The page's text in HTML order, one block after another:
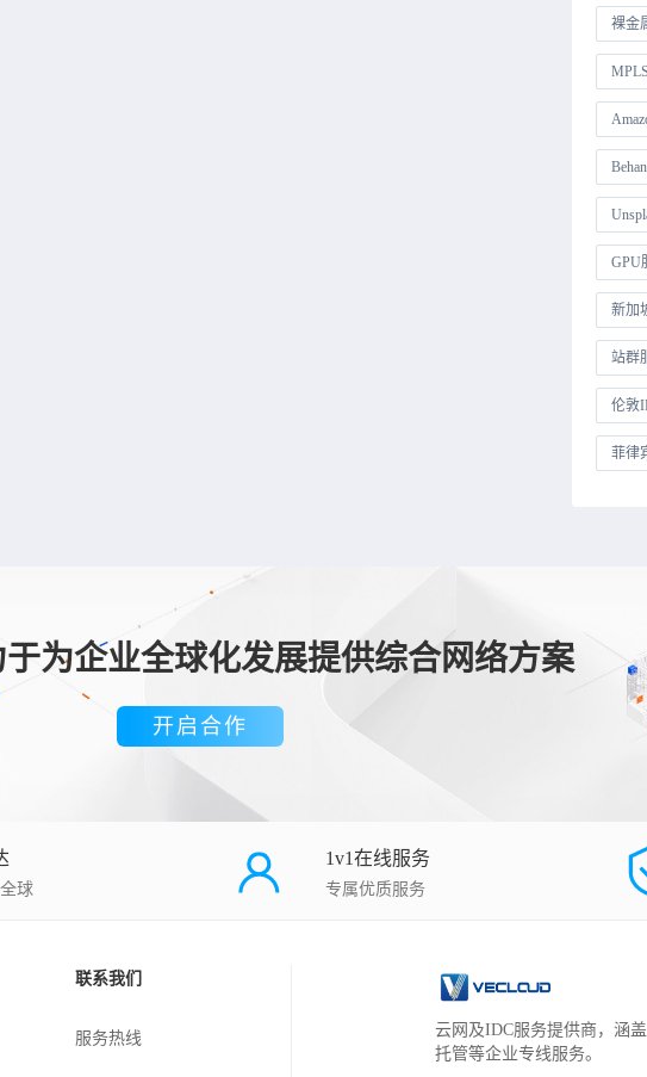
裸金
GPU
新加
站群
伦敦
菲律
于为企业全球化发展提供综合网络方案
开启合作
球
1v1在线服务
专属优质服务
联系我们
服务热线
云网及IDC服务提供商，涵
托管等企业专线服务。